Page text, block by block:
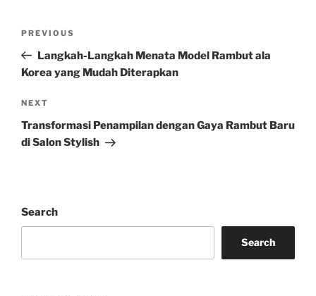
Previous
Post
PREVIOUS
Langkah-Langkah Menata Model Rambut ala
Korea yang Mudah Diterapkan
Next
Post
NEXT
Transformasi Penampilan dengan Gaya Rambut Baru
di Salon Stylish
Search
Search